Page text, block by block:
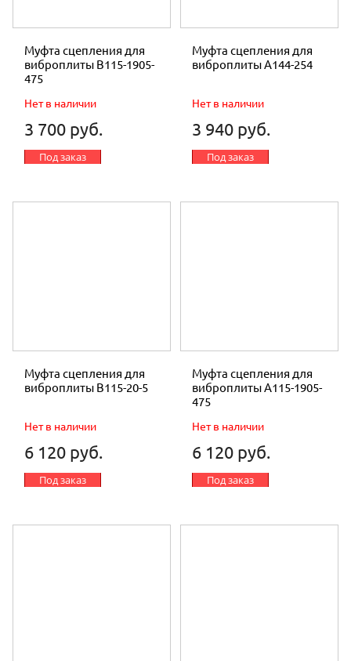
Муфта сцепления для
виброплиты В115-1905-
475
Нет в наличии
3 700 руб.
Под заказ
Муфта сцепления для
виброплиты A144-254
Нет в наличии
3 940 руб.
Под заказ
Муфта сцепления для
виброплиты В115-20-5
Нет в наличии
6 120 руб.
Под заказ
Муфта сцепления для
виброплиты A115-1905-
475
Нет в наличии
6 120 руб.
Под заказ